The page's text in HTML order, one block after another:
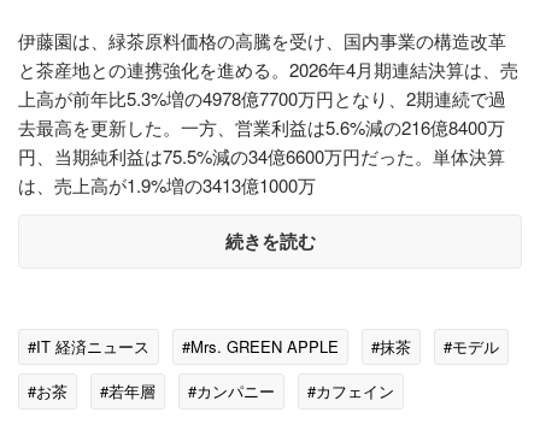
伊藤園は、緑茶原料価格の高騰を受け、国内事業の構造改革
と茶産地との連携強化を進める。2026年4月期連結決算は、売
上高が前年比5.3%増の4978億7700万円となり、2期連続で過
去最高を更新した。一方、営業利益は5.6%減の216億8400万
円、当期純利益は75.5%減の34億6600万円だった。単体決算
は、売上高が1.9%増の3413億1000万
続きを読む
#IT 経済ニュース #Mrs. GREEN APPLE #抹茶
#モデル
#お茶
#若年層 #カンパニー #カフェイン